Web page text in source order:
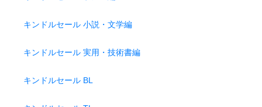
キンドルセール 小説・文学編
キンドルセール 実用・技術書編
キンドルセール BL